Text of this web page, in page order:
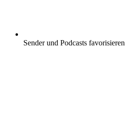
Sender und Podcasts favorisieren